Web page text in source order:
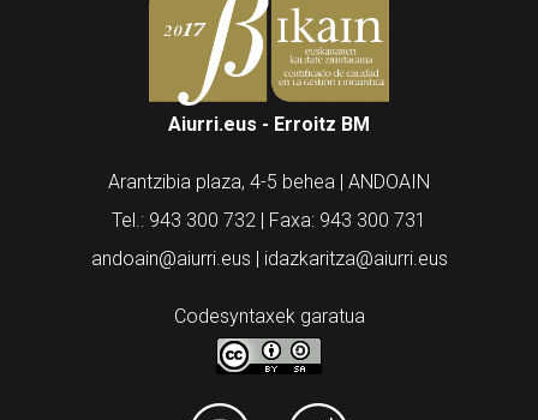
Aiurri.eus - Erroitz BM
Arantzibia plaza, 4-5 behea | ANDOAIN
Tel.: 943 300 732 | Faxa: 943 300 731
andoain@aiurri.eus | idazkaritza@aiurri.eus
Codesyntaxek garatua